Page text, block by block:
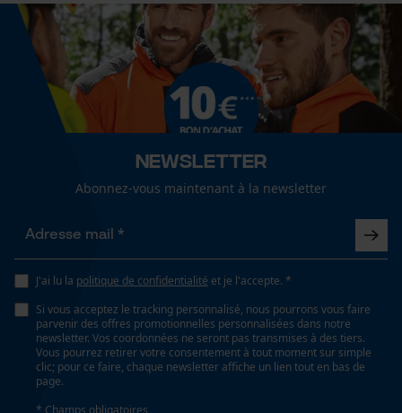
Newsletter
Abonnez-vous maintenant à la newsletter
J'ai lu la politique de confidentialité et je l'accepte. *
Si vous acceptez le tracking personnalisé, nous pourrons vous faire
parvenir des offres promotionnelles personnalisées dans notre
newsletter. Vos coordonnées ne seront pas transmises à des tiers.
Vous pourrez retirer votre consentement à tout moment sur simple
clic; pour ce faire, chaque newsletter affiche un lien tout en bas de
page.
* Champs obligatoires
Cookies de performance et de
fonctionnalité
Loop54 Personalization
Panier sauvegardé
Vidéos YouTube
Google Maps
Prise de contact par chat
Cookies marketing